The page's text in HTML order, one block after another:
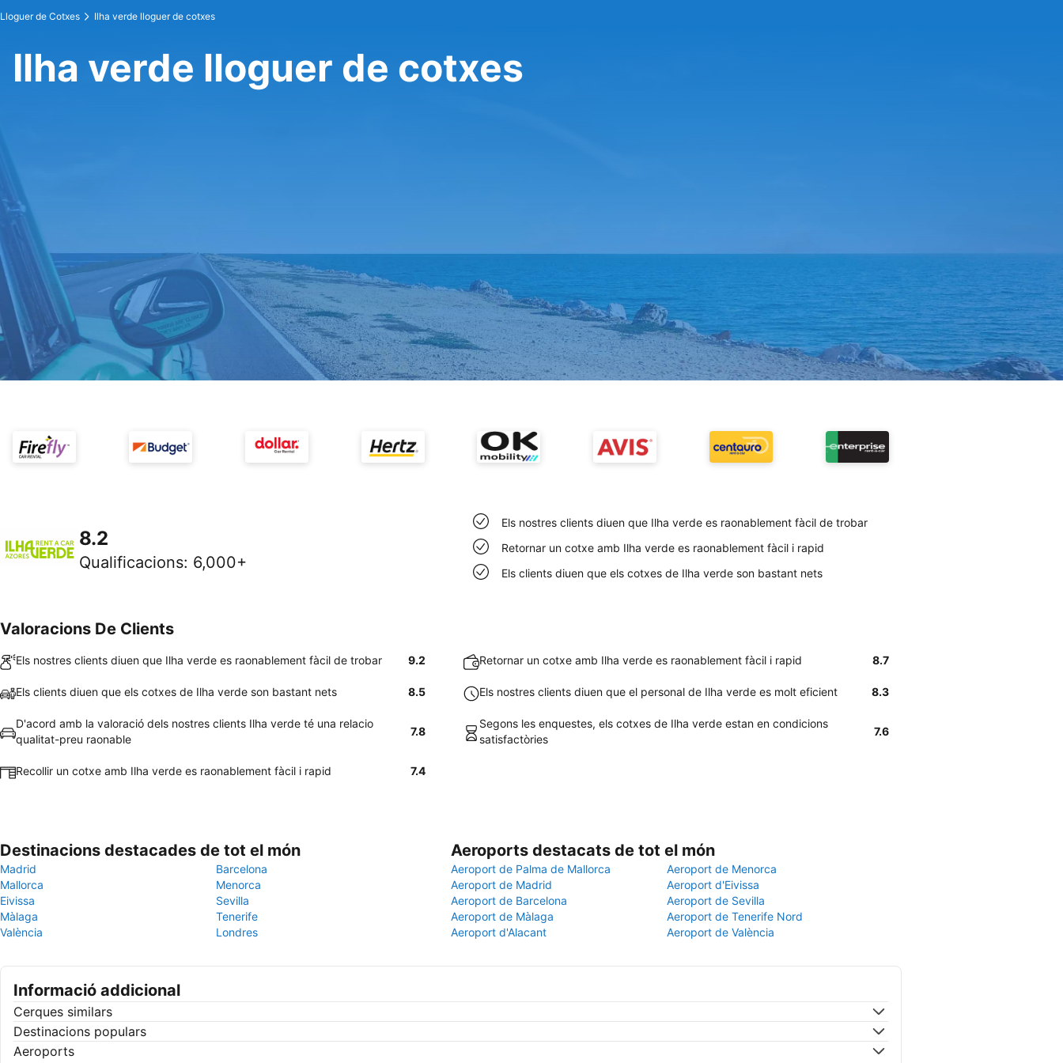
Lloguer de Cotxes Ilha verde lloguer de cotxes
Ilha verde lloguer de cotxes
8.2
Qualificacions: 6,000+
Els nostres clients diuen que Ilha verde es raonablement fàcil de trobar
Retornar un cotxe amb Ilha verde es raonablement fàcil i rapid
Els clients diuen que els cotxes de Ilha verde son bastant nets
Valoracions De Clients
Els nostres clients diuen que Ilha verde es raonablement fàcil de trobar 9.2 Retornar un cotxe amb Ilha verde es raonablement fàcil i rapid 8.7
Els clients diuen que els cotxes de Ilha verde son bastant nets 8.5 Els nostres clients diuen que el personal de Ilha verde es molt eficient 8.3
D'acord amb la valoració dels nostres clients Ilha verde té una relacio
qualitat-preu raonable
7.8
Segons les enquestes, els cotxes de Ilha verde estan en condicions
satisfactòries
7.6
Recollir un cotxe amb Ilha verde es raonablement fàcil i rapid 7.4
Destinacions destacades de tot el món
Madrid
Barcelona
Mallorca
Menorca
Eivissa
Sevilla
Màlaga
Tenerife
València
Londres
Aeroports destacats de tot el món
Aeroport de Palma de Mallorca
Aeroport de Menorca
Aeroport de Madrid
Aeroport d'Eivissa
Aeroport de Barcelona
Aeroport de Sevilla
Aeroport de Màlaga
Aeroport de Tenerife Nord
Aeroport d'Alacant
Aeroport de València
Informació addicional
Cerques similars
Destinacions populars
Aeroports